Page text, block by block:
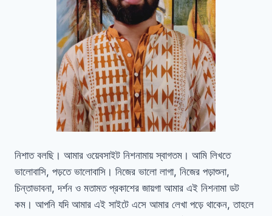
নিশাত বলছি। আমার ওয়েবসাইট নিশনামায় স্বাগতম। আমি লিখতে
ভালোবাসি, পড়তে ভালোবাসি। নিজের ভালো লাগা, নিজের পড়াশুনা,
চিন্তাভাবনা, দর্শন ও মতামত প্রকাশের জায়গা আমার এই নিশনামা ডট
কম। আপনি যদি আমার এই সাইটে এসে আমার লেখা পড়ে থাকেন, তাহলে